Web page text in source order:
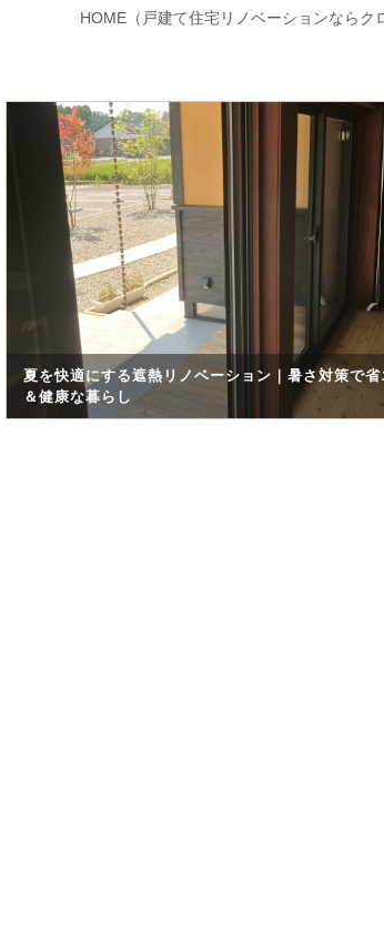
HOME （戸建て住宅リノベーションならク
夏を快適にする遮熱リノベーション｜暑さ対策で省
＆健康な暮らし